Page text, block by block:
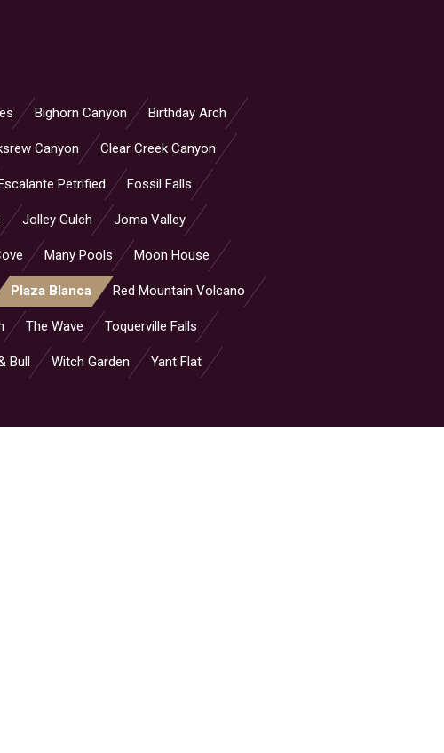
Bighorn Canyon Birthday Arch
Canyon Clear Creek Canyon
Petrified Fossil Falls
Jolley Gulch Joma Valley
Many Pools Moon House
Plaza Blanca Red Mountain Volcano
The Wave Toquerville Falls
Bull Witch Garden Yant Flat